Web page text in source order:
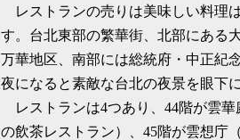
レストランの売りは美味しい料理
す。台北東部の繁華街、北部にある
万華地区、南部には総統府・中正紀
夜になると素敵な台北の夜景を眼下
レストランは4つあり、44階が雲
の飲茶レストラン）、45階が雲想庁